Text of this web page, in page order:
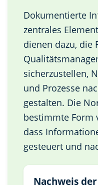
Dokumentierte
zentrales
dienen dazu, die
sicherzustellen,
und Prozesse
gestalten. Die
bestimmte Form
dass
gesteuert und
Nachweis der